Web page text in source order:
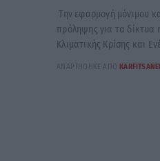
Την εφαρμογή μόνιμου
πρόληψης για τα δίκτυα
Κλιματικής Κρίσης και